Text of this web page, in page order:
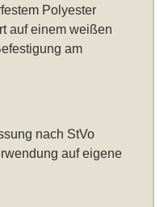
Polyester
auf einem weißen
am
nach StVo
auf eigene